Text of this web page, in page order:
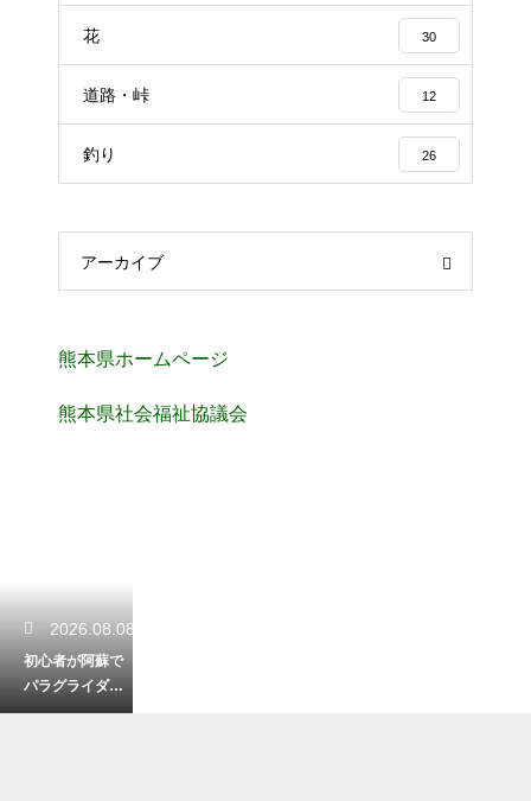
花 30
道路・峠 12
釣り 26
アーカイブ
熊本県ホームページ
熊本県社会福祉協議会
2026.08.08
初心者が阿蘇で
パラグライダー
体験！安全に楽